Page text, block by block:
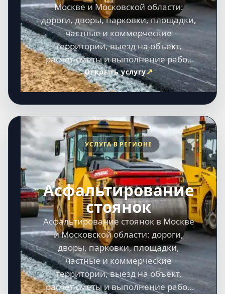
Москве и Московской области:
дороги, дворы, парковки, площадки,
частные и коммерческие
территории, выезд на объект,
расчет сметы и выполнение работ
под ключ.
Открыть услугу
УСЛУГА В РЕГИОНЕ
Асфальтирование
стоянок
Асфальтирование стоянок в Москве
и Московской области: дороги,
дворы, парковки, площадки,
частные и коммерческие
территории, выезд на объект,
расчет сметы и выполнение работ